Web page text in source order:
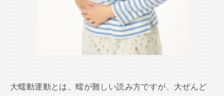
大蠕動運動とは、蠕が難しい読み方ですが、大ぜんど